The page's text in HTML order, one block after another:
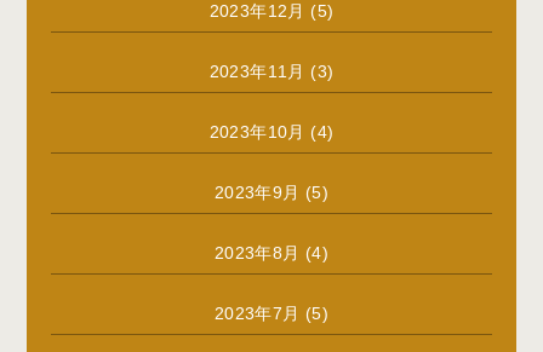
2023年12月 (5)
2023年11月 (3)
2023年10月 (4)
2023年9月 (5)
2023年8月 (4)
2023年7月 (5)